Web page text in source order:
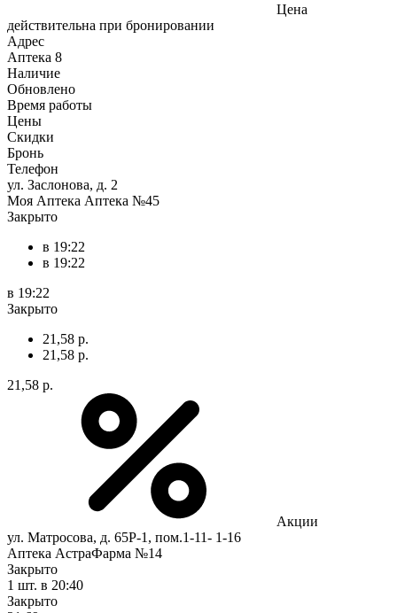
Цена
действительна при бронировании
Адрес
Аптека 8
Наличие
Обновлено
Время работы
Цены
Скидки
Бронь
Телефон
ул. Заслонова, д. 2
Моя Аптека Аптека №45
Закрыто
в 19:22
в 19:22
в 19:22
Закрыто
21,58 р.
21,58 р.
21,58 р.
Акции
ул. Матросова, д. 65Р-1, пом.1-11- 1-16
Аптека АстраФарма №14
Закрыто
1 шт. в 20:40
Закрыто